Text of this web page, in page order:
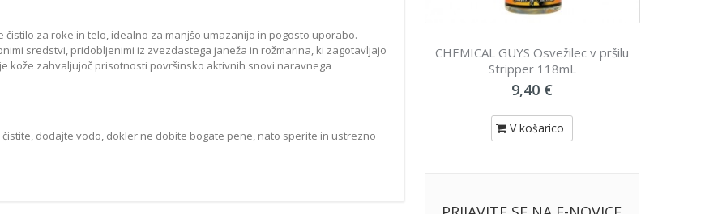
za roke in telo, idealno za manjšo umazanijo in pogosto uporabo.
sredstvi, pridobljenimi iz zvezdastega janeža in rožmarina, ki zagotavljajo
kože zahvaljujoč prisotnosti površinsko aktivnih snovi naravnega
dodajte vodo, dokler ne dobite bogate pene, nato sperite in ustrezno
CHEMICAL GUYS Osvežilec v pršilu
AREXONS Wizzy goba maxi